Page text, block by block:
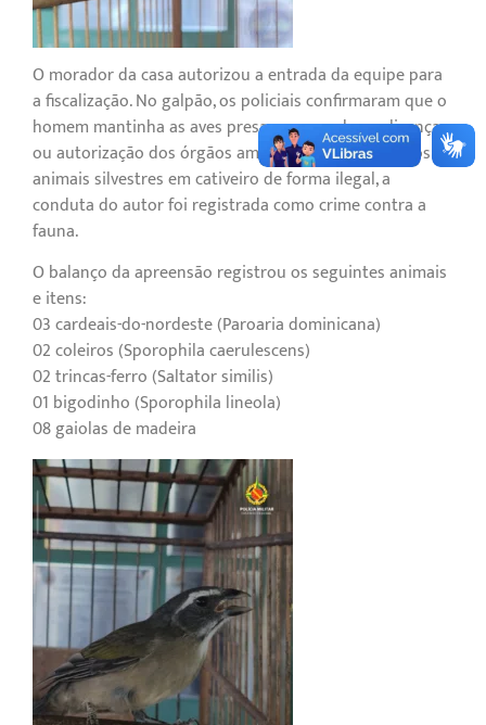
O morador da casa autorizou a entrada da equipe para
a fiscalização. No galpão, os policiais confirmaram que o
homem mantinha as aves presas sem nenhuma licença
ou autorização dos órgãos ambientais. Por manter os
animais silvestres em cativeiro de forma ilegal, a
conduta do autor foi registrada como crime contra a
fauna.
O balanço da apreensão registrou os seguintes animais
e itens:
03 cardeais-do-nordeste (Paroaria dominicana)
02 coleiros (Sporophila caerulescens)
02 trincas-ferro (Saltator similis)
01 bigodinho (Sporophila lineola)
08 gaiolas de madeira